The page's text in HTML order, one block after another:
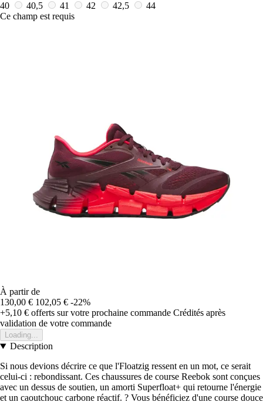
40
40,5 41 42 42,5
44
Ce champ est requis
À partir de
130,00 € 102,05 € -22%
+5,10 € offerts sur votre prochaine commande Crédités après
validation de votre commande
Loading...
Description
Si nous devions décrire ce que l'Floatzig ressent en un mot, ce serait
celui-ci : rebondissant. Ces chaussures de course Reebok sont conçues
avec un dessus de soutien, un amorti Superfloat+ qui retourne l'énergie
et un caoutchouc carbone réactif. ? Vous bénéficiez d'une course douce